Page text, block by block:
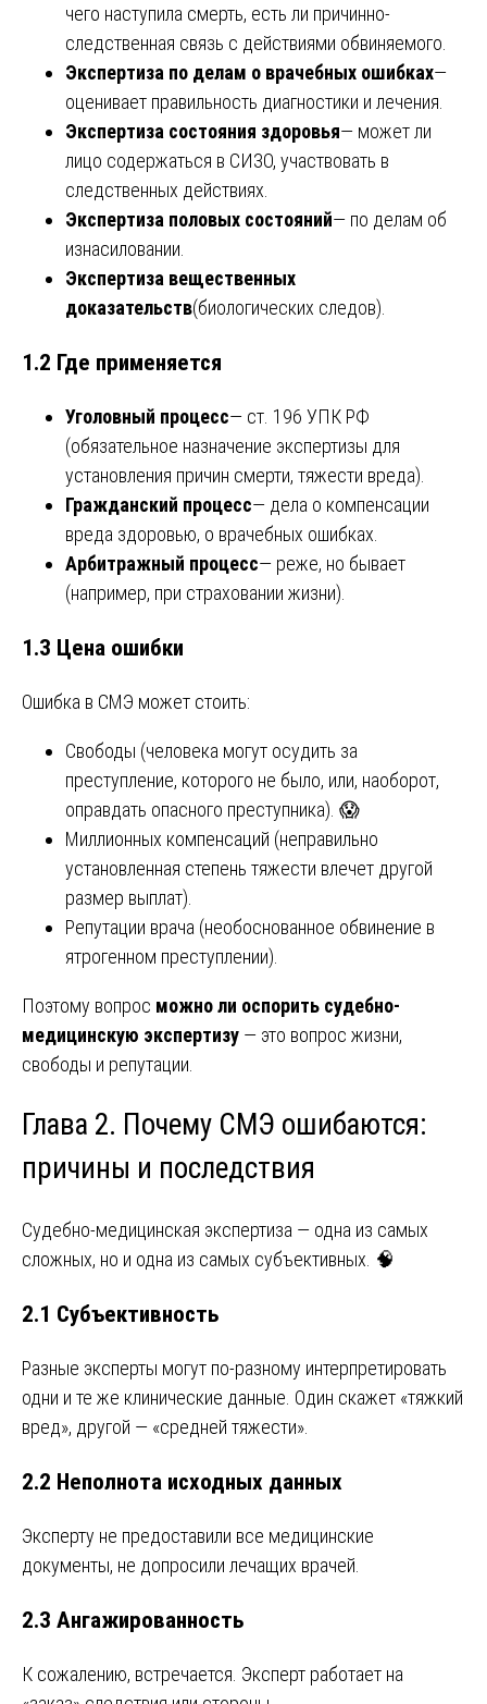
чего наступила смерть, есть ли причинно-
следственная связь с действиями обвиняемого.
Экспертиза по делам о врачебных ошибках—
оценивает правильность диагностики и лечения.
Экспертиза состояния здоровья— может ли
лицо содержаться в СИЗО, участвовать в
следственных действиях.
Экспертиза половых состояний— по делам об
изнасиловании.
Экспертиза вещественных
доказательств(биологических следов).
1.2 Где применяется
Уголовный процесс— ст. 196 УПК РФ
(обязательное назначение экспертизы для
установления причин смерти, тяжести вреда).
Гражданский процесс— дела о компенсации
вреда здоровью, о врачебных ошибках.
Арбитражный процесс— реже, но бывает
(например, при страховании жизни).
1.3 Цена ошибки
Ошибка в СМЭ может стоить:
Свободы (человека могут осудить за
преступление, которого не было, или, наоборот,
оправдать опасного преступника). 😱
Миллионных компенсаций (неправильно
установленная степень тяжести влечет другой
размер выплат).
Репутации врача (необоснованное обвинение в
ятрогенном преступлении).
Поэтому вопрос можно ли оспорить судебно-
медицинскую экспертизу — это вопрос жизни,
свободы и репутации.
Глава 2. Почему СМЭ ошибаются:
причины и последствия
Судебно-медицинская экспертиза — одна из самых
сложных, но и одна из самых субъективных. 🧠
2.1 Субъективность
Разные эксперты могут по-разному интерпретировать
одни и те же клинические данные. Один скажет «тяжкий
вред», другой — «средней тяжести».
2.2 Неполнота исходных данных
Эксперту не предоставили все медицинские
документы, не допросили лечащих врачей.
2.3 Ангажированность
К сожалению, встречается. Эксперт работает на